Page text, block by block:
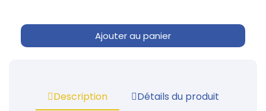
Ajouter au panier
Description
Détails du produit